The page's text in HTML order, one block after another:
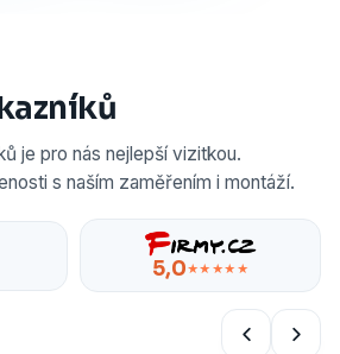
je pro nás nejlepší vizitkou.
s naším zaměřením i montáží.
5,0★★★★★